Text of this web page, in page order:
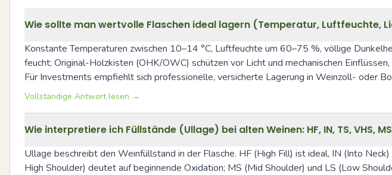
Wie sollte man wertvolle Flaschen ideal lagern (Temperatur, Luftfeuchte,
Konstante Temperaturen zwischen 10–14 °C, Luftfeuchte um 60–75 %, völlige
feucht; Original-Holzkisten (OHK/OWC) schützen vor Licht und mechanischen
Für Investments empfiehlt sich professionelle, versicherte Lagerung in Weinzoll- oder
Vollständige Antwort lesen →
Wie interpretiere ich Füllstände (Ullage) bei alten Weinen: HF, IN, TS, VHS,
Ullage beschreibt den Weinfüllstand in der Flasche. HF (High Fill) ist ideal, IN (Into
High Shoulder) deutet auf beginnende Oxidation; MS (Mid Shoulder) und LS (Low